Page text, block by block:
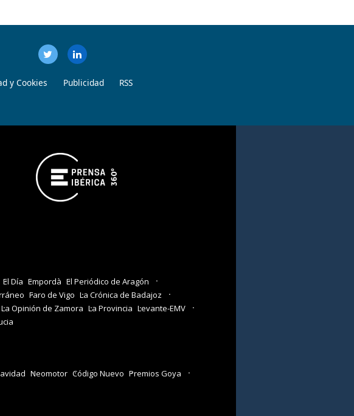
y Cookies Publicidad RSS
El Día Empordà El Periódico de Aragón
Faro de Vigo La Crónica de Badajoz
La Opinión de Zamora La Provincia Levante-EMV
Neomotor Código Nuevo Premios Goya